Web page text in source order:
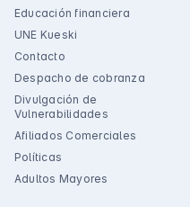
Educación financiera
UNE Kueski
Contacto
Despacho de cobranza
Divulgación de
Vulnerabilidades
Afiliados Comerciales
Políticas
Adultos Mayores